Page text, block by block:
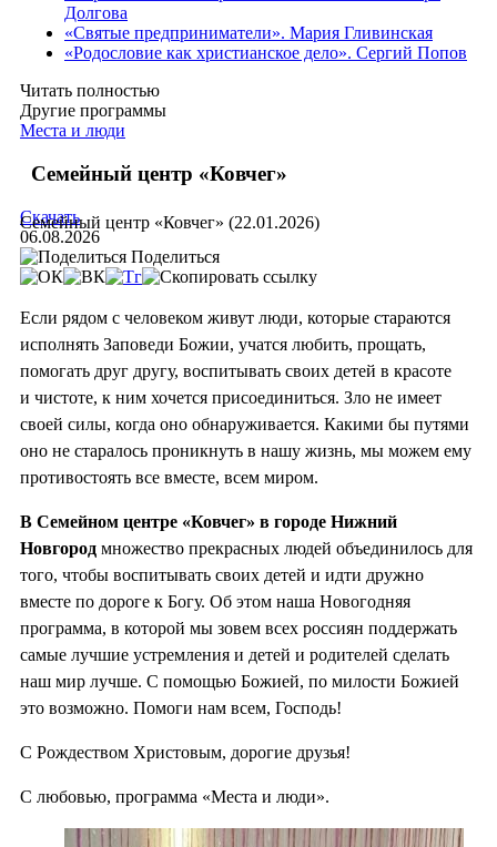
Долгова
«Святые предприниматели». Мария Гливинская
«Родословие как христианское дело». Сергий Попов
Читать полностью
Другие программы
Места и люди
Семейный центр «Ковчег»
Семейный центр «Ковчег» (22.01.2026)
Скачать
06.08.2026
Поделиться
Если рядом с человеком живут люди, которые стараются
исполнять Заповеди Божии, учатся любить, прощать,
помогать друг другу, воспитывать своих детей в красоте
и чистоте, к ним хочется присоединиться. Зло не имеет
своей силы, когда оно обнаруживается. Какими бы путями
оно не старалось проникнуть в нашу жизнь, мы можем ему
противостоять все вместе, всем миром.
В Семейном центре «Ковчег» в городе Нижний
Новгород множество прекрасных людей объединилось для
того, чтобы воспитывать своих детей и идти дружно
вместе по дороге к Богу. Об этом наша Новогодняя
программа, в которой мы зовем всех россиян поддержать
самые лучшие устремления и детей и родителей сделать
наш мир лучше. С помощью Божией, по милости Божией
это возможно. Помоги нам всем, Господь!
С Рождеством Христовым, дорогие друзья!
С любовью, программа «Места и люди».